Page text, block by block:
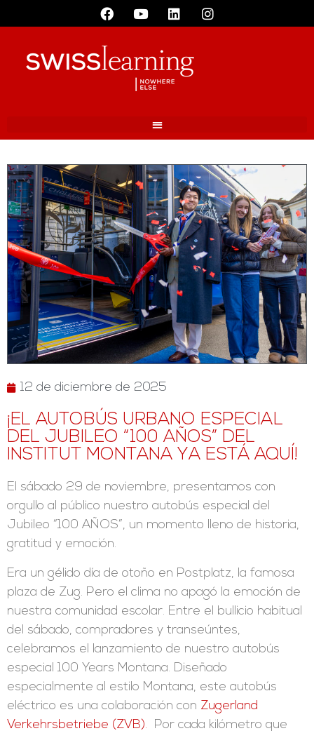
12 de diciembre de 2025
¡EL AUTOBÚS URBANO ESPECIAL
DEL JUBILEO “100 AÑOS” DEL
INSTITUT MONTANA YA ESTÁ AQUÍ!
El sábado 29 de noviembre, presentamos con
orgullo al público nuestro autobús especial del
Jubileo “100 AÑOS”, un momento lleno de historia,
gratitud y emoción.
Era un gélido día de otoño en Postplatz, la famosa
plaza de Zug. Pero el clima no apagó la emoción de
nuestra comunidad escolar. Entre el bullicio habitual
del sábado, compradores y transeúntes,
celebramos el lanzamiento de nuestro autobús
especial 100 Years Montana. Diseñado
especialmente al estilo Montana, este autobús
eléctrico es una colaboración con Zugerland
Verkehrsbetriebe (ZVB). Por cada kilómetro que